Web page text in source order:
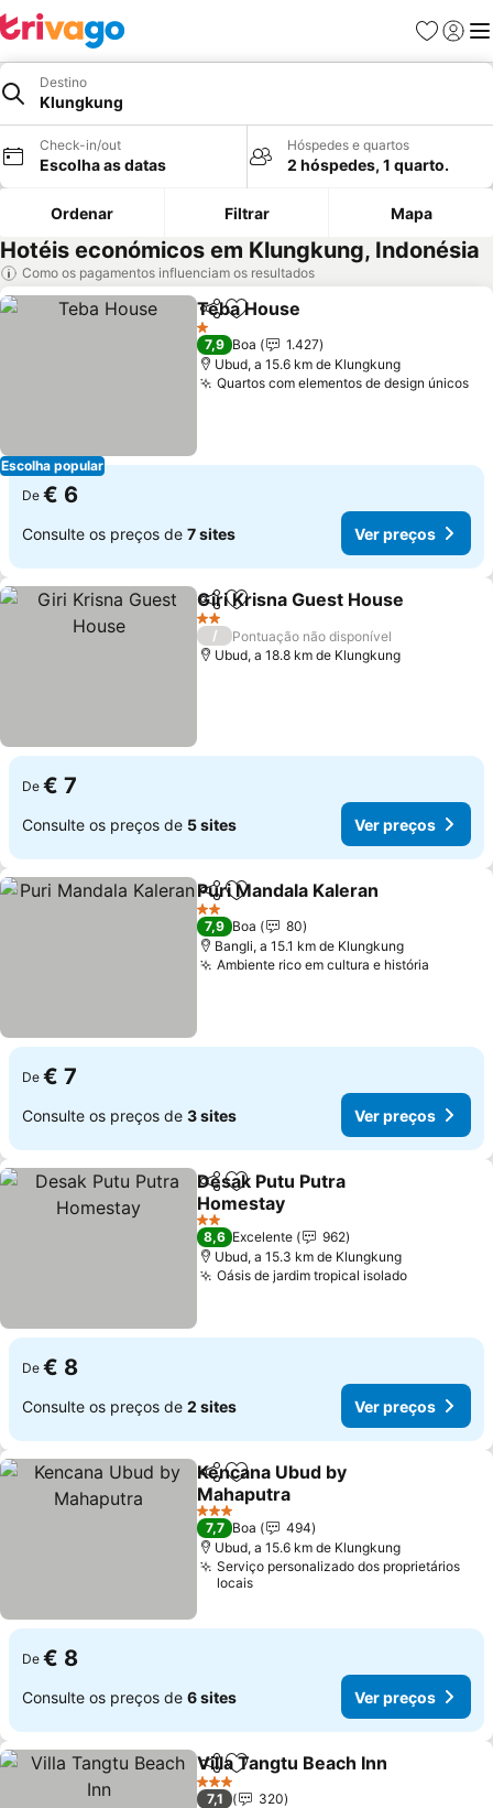
Favoritos
Iniciar
Destino
Klungkung
Check-in/out
Escolha as datas
Hóspedes e quartos
2 hóspedes, 1 quarto.
Ordenar Filtrar Mapa
Hotéis económicos em Klungkung, Indonésia
Como os pagamentos influenciam os resultados
Escolha popular
PartilharAdicionar aos favoritos
Teba House
1 Estrelas
7,9 Boa
1.427
Ubud, a 15.6 km de Klungkung
Quartos com elementos de design únicos
De € 6
Consulte os preços de 7 sites Ver preços
PartilharAdicionar aos favoritos
Giri Krisna Guest House
2 Estrelas
/
Pontuação não disponível
Ubud, a 18.8 km de Klungkung
De € 7
Consulte os preços de 5 sites Ver preços
PartilharAdicionar aos favoritos
Puri Mandala Kaleran
2 Estrelas
7,9 Boa
80
Bangli, a 15.1 km de Klungkung
Ambiente rico em cultura e história
De € 7
Consulte os preços de 3 sites Ver preços
PartilharAdicionar aos favoritos
Desak Putu Putra
Homestay
Ver preços
2 Estrelas
8,6 Excelente
962
Ubud, a 15.3 km de Klungkung
Oásis de jardim tropical isoladoVer
De € 8
Consulte os preços de 2 sites Ver preços
PartilharAdicionar aos favoritos
Kencana Ubud by
Mahaputra
Ver preços
3 Estrelas
7,7 Boa
494
Ubud, a 15.6 km de Klungkung
Serviço personalizado dos proprietários
locais
De € 8
Consulte os preços de 6 sites Ver preços
PartilharAdicionar aos favoritos
Villa Tangtu Beach Inn
3 Estrelas
7,1
320